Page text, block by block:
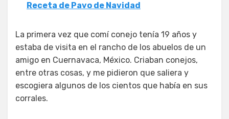
Receta de Pavo de Navidad
La primera vez que comí conejo tenía 19 años y
estaba de visita en el rancho de los abuelos de un
amigo en Cuernavaca, México. Criaban conejos,
entre otras cosas, y me pidieron que saliera y
escogiera algunos de los cientos que había en sus
corrales.